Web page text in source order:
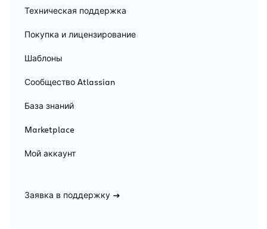
Техническая поддержка
Покупка и лицензирование
Шаблоны
Сообщество Atlassian
База знаний
Marketplace
Мой аккаунт
Заявка в поддержку